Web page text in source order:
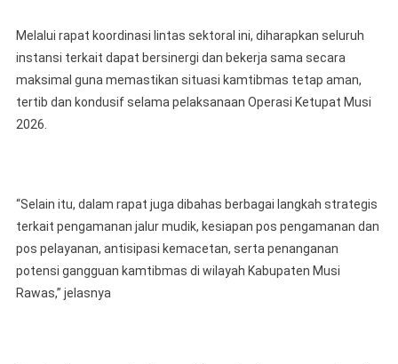
Melalui rapat koordinasi lintas sektoral ini, diharapkan seluruh
instansi terkait dapat bersinergi dan bekerja sama secara
maksimal guna memastikan situasi kamtibmas tetap aman,
tertib dan kondusif selama pelaksanaan Operasi Ketupat Musi
2026.
“Selain itu, dalam rapat juga dibahas berbagai langkah strategis
terkait pengamanan jalur mudik, kesiapan pos pengamanan dan
pos pelayanan, antisipasi kemacetan, serta penanganan
potensi gangguan kamtibmas di wilayah Kabupaten Musi
Rawas,” jelasnya